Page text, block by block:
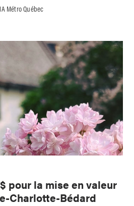
Métro Québec
pour la mise en valeur
Charlotte-Bédard